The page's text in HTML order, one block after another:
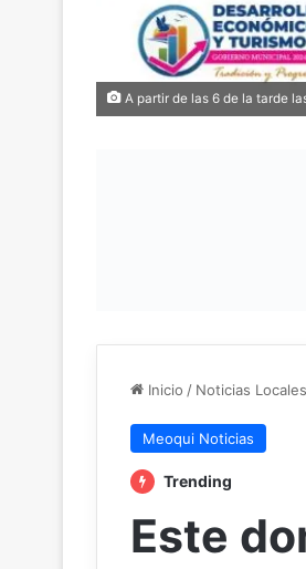
A partir de las 6 de la tarde
Inicio / Noticias Locales
Meoqui Noticias
Trending
Este